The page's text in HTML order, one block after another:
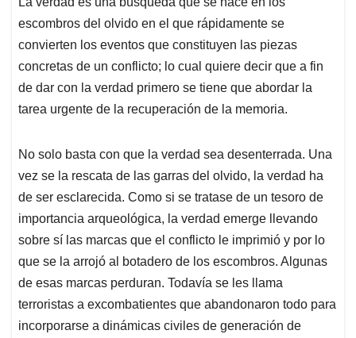
s
A
p
p
b
o
o
k
e
d
I
n
l
a
d
s
escombros del olvido en el que rápidamente se
convierten los eventos que constituyen las piezas
concretas de un conflicto; lo cual quiere decir que a fin
de dar con la verdad primero se tiene que abordar la
tarea urgente de la recuperación de la memoria.
No solo basta con que la verdad sea desenterrada. Una
vez se la rescata de las garras del olvido, la verdad ha
de ser esclarecida. Como si se tratase de un tesoro de
importancia arqueológica, la verdad emerge llevando
sobre sí las marcas que el conflicto le imprimió y por lo
que se la arrojó al botadero de los escombros. Algunas
de esas marcas perduran. Todavía se les llama
terroristas a excombatientes que abandonaron todo para
incorporarse a dinámicas civiles de generación de